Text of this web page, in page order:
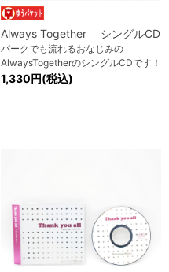
Always Together シングルCD
パークでも流れるおなじみの
AlwaysTogetherのシングルCDです！
1,330円(税込)